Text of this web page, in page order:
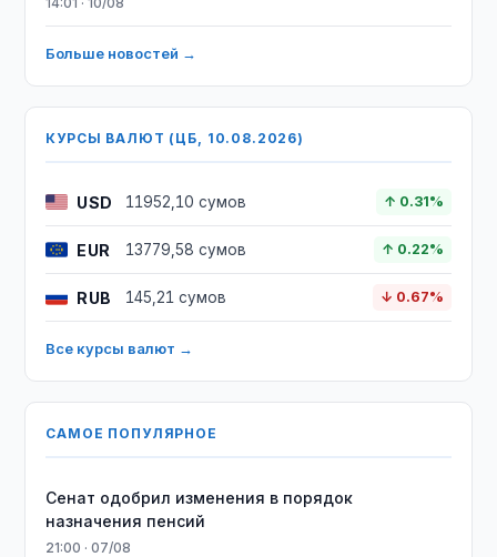
Больше новостей →
КУРСЫ ВАЛЮТ (ЦБ, 10.08.2026)
USD 11952,10 сумов ↑ 0.31%
EUR 13779,58 сумов ↑ 0.22%
RUB 145,21 сумов ↓ 0.67%
Все курсы валют →
САМОЕ ПОПУЛЯРНОЕ
Сенат одобрил изменения в порядок
назначения пенсий
21:00 · 07/08